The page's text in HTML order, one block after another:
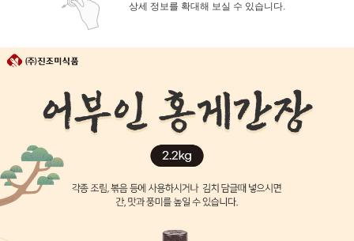
상세 정보를 확대해 보실 수 있습니다.